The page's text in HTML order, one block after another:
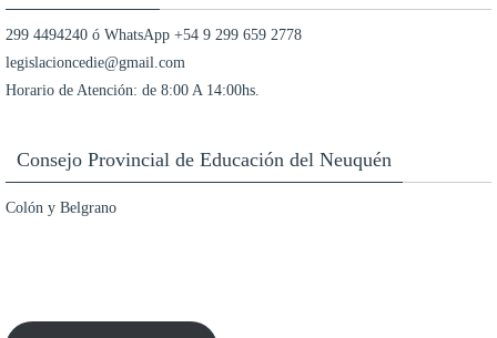
299 4494240 ó WhatsApp +54 9 299 659 2778
legislacioncedie@gmail.com
Horario de Atención: de 8:00 A 14:00hs.
Consejo Provincial de Educación del Neuquén
Colón y Belgrano